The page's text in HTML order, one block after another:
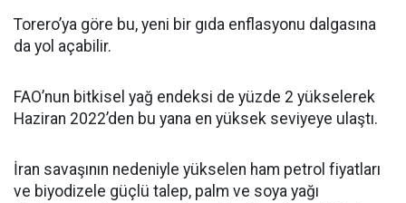
Torero’ya göre bu, yeni bir gıda enflasyonu dalgasına
da yol açabilir.
FAO’nun bitkisel yağ endeksi de yüzde 2 yükselerek
Haziran 2022’den bu yana en yüksek seviyeye ulaştı.
İran savaşının nedeniyle yükselen ham petrol fiyatları
ve biyodizele güçlü talep, palm ve soya yağı